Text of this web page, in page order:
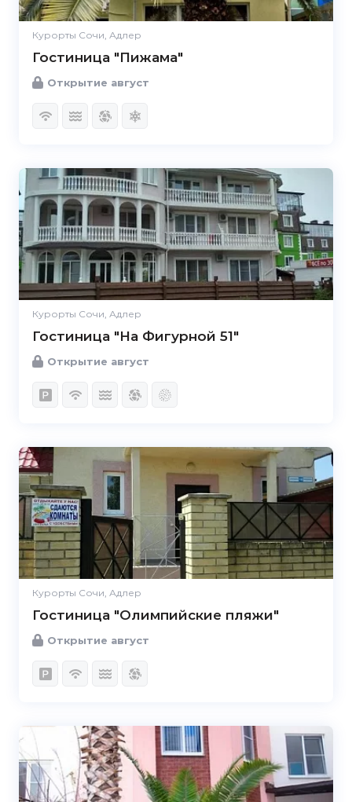
Курорты Сочи, Адлер
Гостиница "Пижама"
Открытие август
Курорты Сочи, Адлер
Гостиница "На Фигурной 51"
Открытие август
Курорты Сочи, Адлер
Гостиница "Олимпийские пляжи"
Открытие август